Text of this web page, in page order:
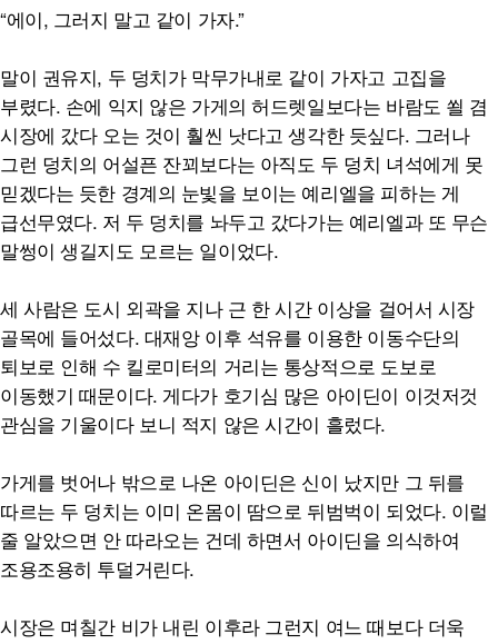
“에이, 그러지 말고 같이 가자.”
말이 권유지, 두 덩치가 막무가내로 같이 가자고 고집을
부렸다. 손에 익지 않은 가게의 허드렛일보다는 바람도 쐴 겸
시장에 갔다 오는 것이 훨씬 낫다고 생각한 듯싶다. 그러나
그런 덩치의 어설픈 잔꾀보다는 아직도 두 덩치 녀석에게 못
믿겠다는 듯한 경계의 눈빛을 보이는 예리엘을 피하는 게
급선무였다. 저 두 덩치를 놔두고 갔다가는 예리엘과 또 무슨
말썽이 생길지도 모르는 일이었다.
세 사람은 도시 외곽을 지나 근 한 시간 이상을 걸어서 시장
골목에 들어섰다. 대재앙 이후 석유를 이용한 이동수단의
퇴보로 인해 수 킬로미터의 거리는 통상적으로 도보로
이동했기 때문이다. 게다가 호기심 많은 아이딘이 이것저것
관심을 기울이다 보니 적지 않은 시간이 흘렀다.
가게를 벗어나 밖으로 나온 아이딘은 신이 났지만 그 뒤를
따르는 두 덩치는 이미 온몸이 땀으로 뒤범벅이 되었다. 이럴
줄 알았으면 안 따라오는 건데 하면서 아이딘을 의식하여
조용조용히 투덜거린다.
시장은 며칠간 비가 내린 이후라 그런지 여느 때보다 더욱